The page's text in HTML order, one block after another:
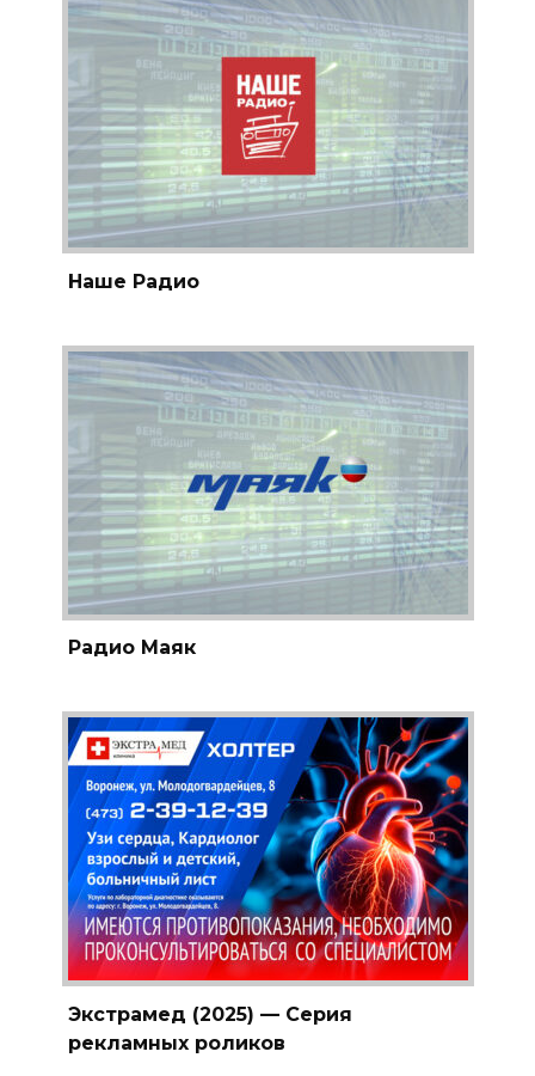
Наше Радио
Радио Маяк
Экстрамед (2025) — Серия
рекламных роликов